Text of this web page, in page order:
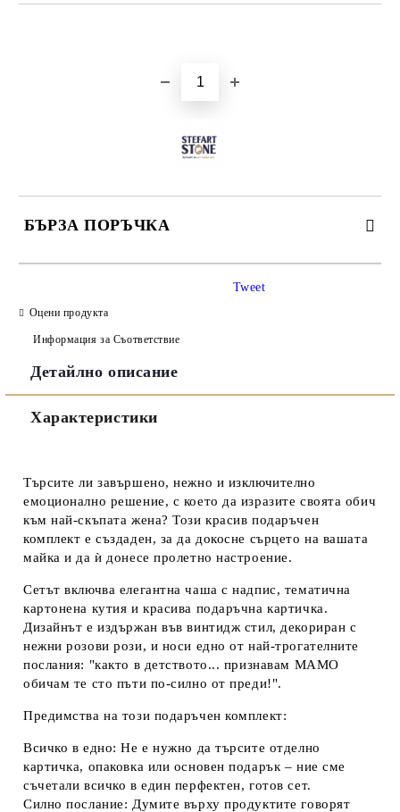
БЪРЗА ПОРЪЧКА
Ние ще се свържем с вас в рамките на работния ден.
Tweet
Оцени продукта
Информация за Съответствие
Детайлно описание
Характеристики
Търсите ли завършено, нежно и изключително
емоционално решение, с което да изразите своята обич
към най-скъпата жена? Този красивподаръчен
комплект е създаден, за да докосне сърцето на вашата
майка и да ѝ донесе пролетно настроение.
Сетът включва елегантначаша с надпис, тематична
картонена кутия и красива подаръчна картичка.
Дизайнът е издържан във винтидж стил, декориран с
нежни розови рози, и носи едно от най-трогателните
послания: "както в детството... признавам МАМО
обичам те сто пъти по-силно от преди!".
Предимства на този подаръчен комплект:
Всичко в едно: Не е нужно да търсите отделно
картичка, опаковка или основен подарък – ние сме
съчетали всичко в един перфектен, готов сет.
Силно послание: Думите върху продуктите говорят